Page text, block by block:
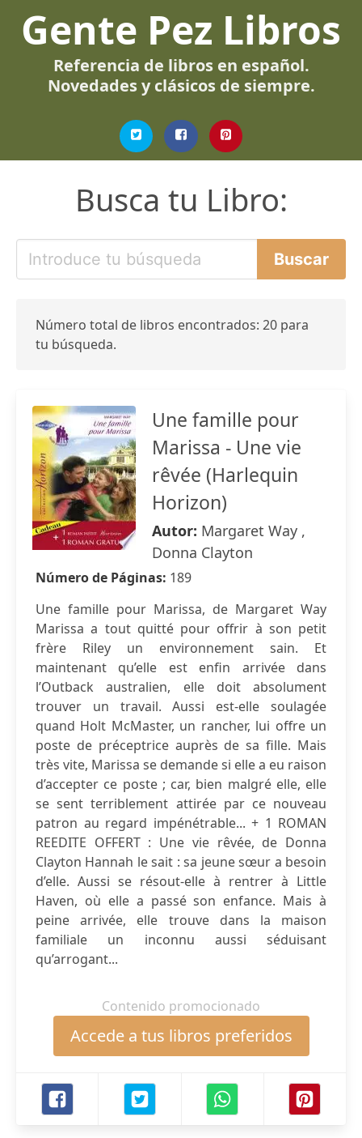
Gente Pez Libros
Referencia de libros en español.
Novedades y clásicos de siempre.
Busca tu Libro:
Número total de libros encontrados: 20 para
tu búsqueda.
Une famille pour
Marissa - Une vie
rêvée (Harlequin
Horizon)
Autor: Margaret Way ,
Donna Clayton
Número de Páginas: 189
Une famille pour Marissa, de Margaret Way
Marissa a tout quitté pour offrir à son petit
frère Riley un environnement sain. Et
maintenant qu’elle est enfin arrivée dans
l’Outback australien, elle doit absolument
trouver un travail. Aussi est-elle soulagée
quand Holt McMaster, un rancher, lui offre un
poste de préceptrice auprès de sa fille. Mais
très vite, Marissa se demande si elle a eu raison
d’accepter ce poste ; car, bien malgré elle, elle
se sent terriblement attirée par ce nouveau
patron au regard impénétrable... + 1 ROMAN
REEDITE OFFERT : Une vie rêvée, de Donna
Clayton Hannah le sait : sa jeune sœur a besoin
d’elle. Aussi se résout-elle à rentrer à Little
Haven, où elle a passé son enfance. Mais à
peine arrivée, elle trouve dans la maison
familiale un inconnu aussi séduisant
qu’arrogant...
Contenido promocionado
Accede a tus libros preferidos